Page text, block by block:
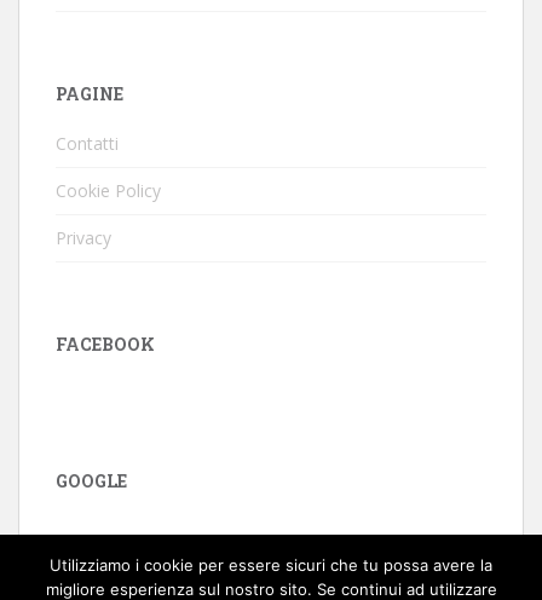
PAGINE
Contatti
Cookie Policy
Privacy
FACEBOOK
GOOGLE
Utilizziamo i cookie per essere sicuri che tu possa avere la
migliore esperienza sul nostro sito. Se continui ad utilizzare